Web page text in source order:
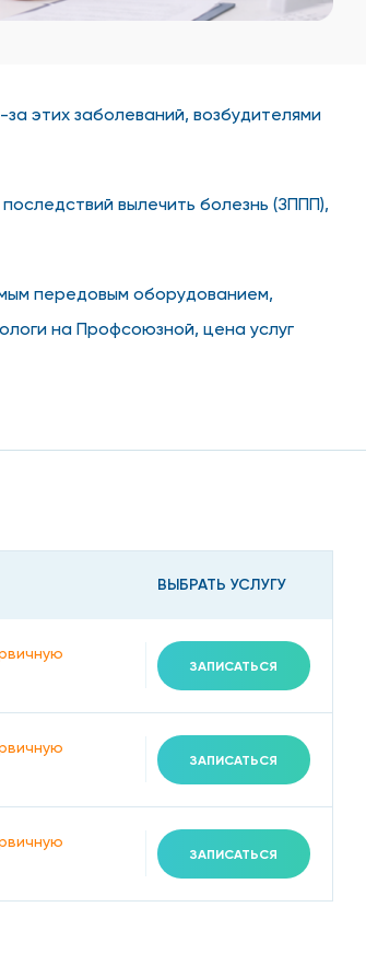
этих заболеваний, возбудителями
вылечить болезнь (ЗППП),
передовым оборудованием,
на Профсоюзной, цена услуг
ВЫБРАТЬ УСЛУГУ
ЗАПИСАТЬСЯ
ЗАПИСАТЬСЯ
ЗАПИСАТЬСЯ